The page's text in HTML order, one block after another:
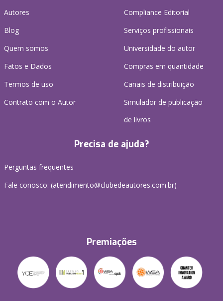
Autores
Blog
Quem somos
Fatos e Dados
Termos de uso
Contrato com o Autor
Compliance Editorial
Serviços profissionais
Universidade do autor
Compras em quantidade
Canais de distribuição
Simulador de publicação
de livros
Precisa de ajuda?
Perguntas frequentes
Fale conosco: (atendimento@clubedeautores.com.br)
Premiações